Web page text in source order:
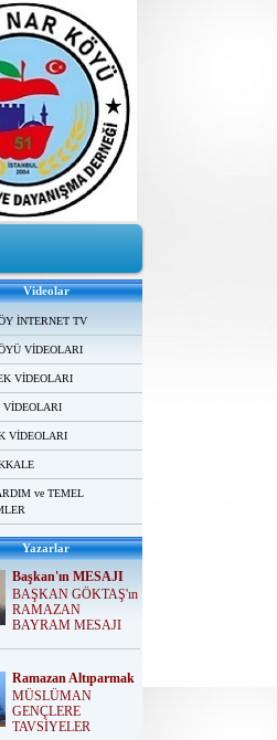
Videolar
İNTERNET TV
VİDEOLARI
VİDEOLARI
VİDEOLARI
VİDEOLARI
ve TEMEL
Yazarlar
Başkan'ın MESAJI
BAŞKAN GÖKTAŞ'ın
RAMAZAN
BAYRAM MESAJI
Ramazan Altıparmak
MÜSLÜMAN
GENÇLERE
TAVSİYELER